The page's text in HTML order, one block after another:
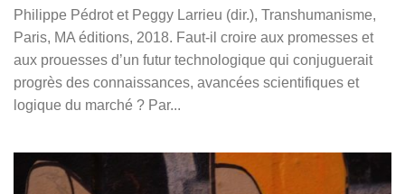
Philippe Pédrot et Peggy Larrieu (dir.), Transhumanisme,
Paris, MA éditions, 2018. Faut-il croire aux promesses et
aux prouesses d’un futur technologique qui conjuguerait
progrès des connaissances, avancées scientifiques et
logique du marché ? Par...